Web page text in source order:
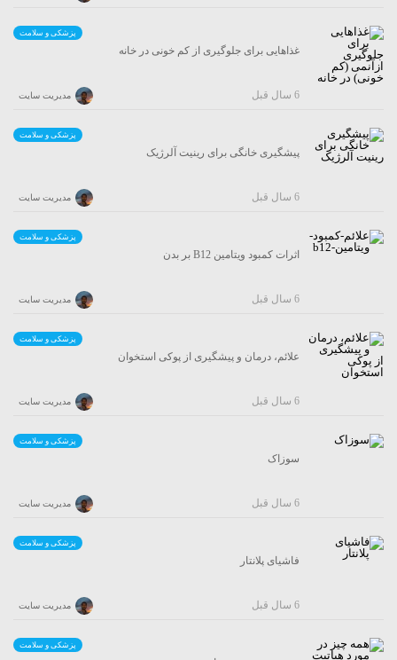
پزشکی و سلامت
غذاهایی برای جلوگیری از کم خونی در خانه
مدیریت سایت 6 سال قبل
پزشکی و سلامت
پیشگیری خانگی برای رینیت آلرژیک
مدیریت سایت 6 سال قبل
پزشکی و سلامت
اثرات کمبود ویتامین B12 بر بدن
مدیریت سایت 6 سال قبل
پزشکی و سلامت
علائم، درمان و پیشگیری از پوکی استخوان
مدیریت سایت 6 سال قبل
پزشکی و سلامت
سوزاک
مدیریت سایت 6 سال قبل
پزشکی و سلامت
فاشیای پلانتار
مدیریت سایت 6 سال قبل
پزشکی و سلامت